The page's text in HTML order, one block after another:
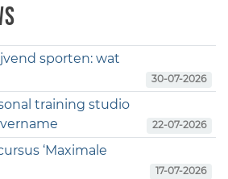
sporten: wat
30-07-2026
training studio
22-07-2026
‘Maximale
17-07-2026